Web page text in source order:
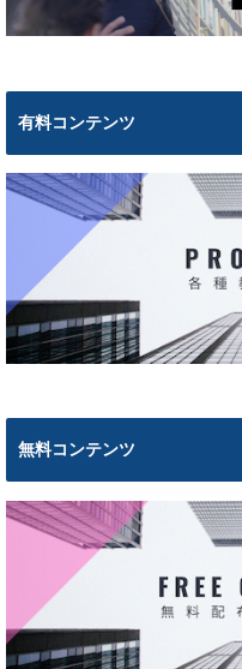
有料コンテンツ
無料コンテンツ